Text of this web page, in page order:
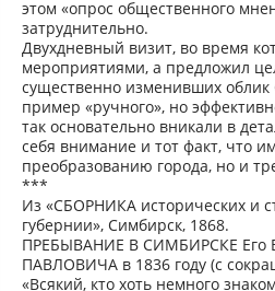
этом «опрос общественного
затруднительно.
Двухдневный визит, во время
мероприятиями, а предложил
существенно изменивших
пример «ручного», но
так основательно вникали в
себя внимание и тот факт, что
преобразованию города, но и
***
Из «СБОРНИКА исторических и
губернии», Симбирск, 1868.
ПРЕБЫВАНИЕ В СИМБИРСКЕ Его
ПАВЛОВИЧА в 1836 году (с
«Всякий, кто хоть немного